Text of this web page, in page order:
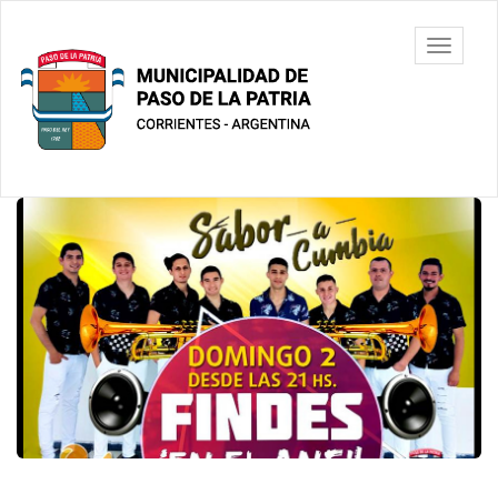
contenido
principal
Municipalidad
de Paso De
La Patria
barra
Contenido
principal